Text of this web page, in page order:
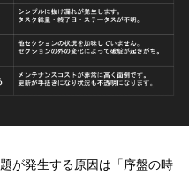
が発生する原因は「序盤の時